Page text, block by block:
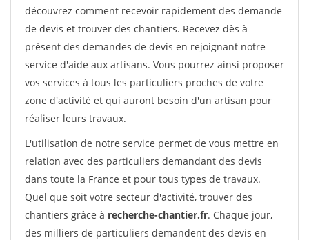
découvrez comment recevoir rapidement des demande
de devis et trouver des chantiers. Recevez dès à
présent des demandes de devis en rejoignant notre
service d'aide aux artisans. Vous pourrez ainsi proposer
vos services à tous les particuliers proches de votre
zone d'activité et qui auront besoin d'un artisan pour
réaliser leurs travaux.
L'utilisation de notre service permet de vous mettre en
relation avec des particuliers demandant des devis
dans toute la France et pour tous types de travaux.
Quel que soit votre secteur d'activité, trouver des
chantiers grâce à recherche-chantier.fr. Chaque jour,
des milliers de particuliers demandent des devis en